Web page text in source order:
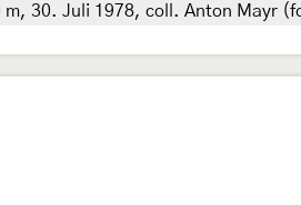
m, 30. Juli 1978, coll. Anton Mayr